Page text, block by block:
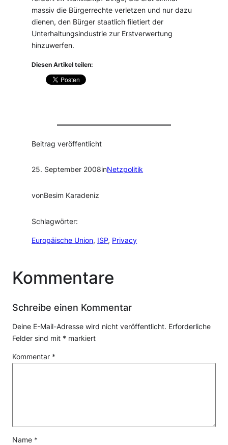
massiv die Bürgerrechte verletzen und nur dazu
dienen, den Bürger staatlich filetiert der
Unterhaltungsindustrie zur Erstverwertung
hinzuwerfen.
Diesen Artikel teilen:
Beitrag veröffentlicht
25. September 2008inNetzpolitik
vonBesim Karadeniz
Schlagwörter:
Europäische Union, ISP, Privacy
Kommentare
Schreibe einen Kommentar
Deine E-Mail-Adresse wird nicht veröffentlicht. Erforderliche
Felder sind mit * markiert
Kommentar *
Name *